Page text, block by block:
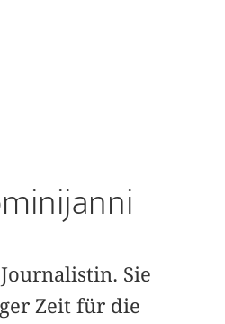
Sie
Zeit für die